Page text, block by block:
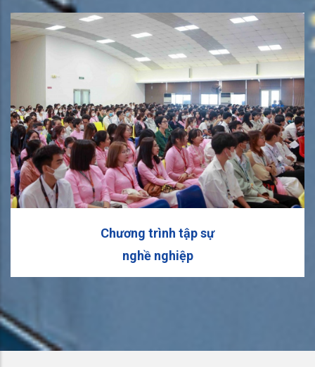
Chương trình tập sự
nghề nghiệp